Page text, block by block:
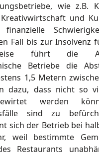
wie z.B.
und
Fall bis zur Insolvenz
führt die
Betriebe die
1,5 Metern
dazu, dass nicht so
werden
sind zu
sich der Betrieb bei
weil bestimmte
Restaurants